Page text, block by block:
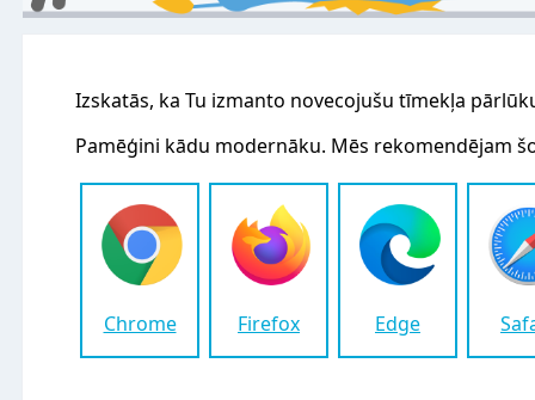
Izskatās, ka Tu izmanto novecojušu tīmekļa
Pamēģini kādu modernāku. Mēs rekomendējam
Chrome Firefox Edge